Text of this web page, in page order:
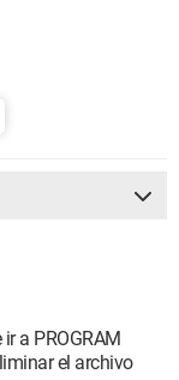
a PROGRAM
el archivo